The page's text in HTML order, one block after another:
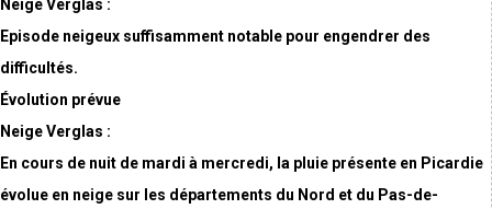
Neige Verglas :
Episode neigeux suffisamment notable pour engendrer des
difficultés.
Évolution prévue
Neige Verglas :
En cours de nuit de mardi à mercredi, la pluie présente en Picardie
évolue en neige sur les départements du Nord et du Pas-de-